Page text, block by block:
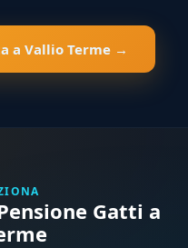
a Vallio Terme →
Gatti a